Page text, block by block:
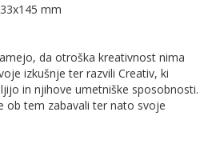
mm
da otroška kreativnost nima
izkušnje ter razvili Creativ, ki
in njihove umetniške sposobnosti.
ob tem zabavali ter nato svoje